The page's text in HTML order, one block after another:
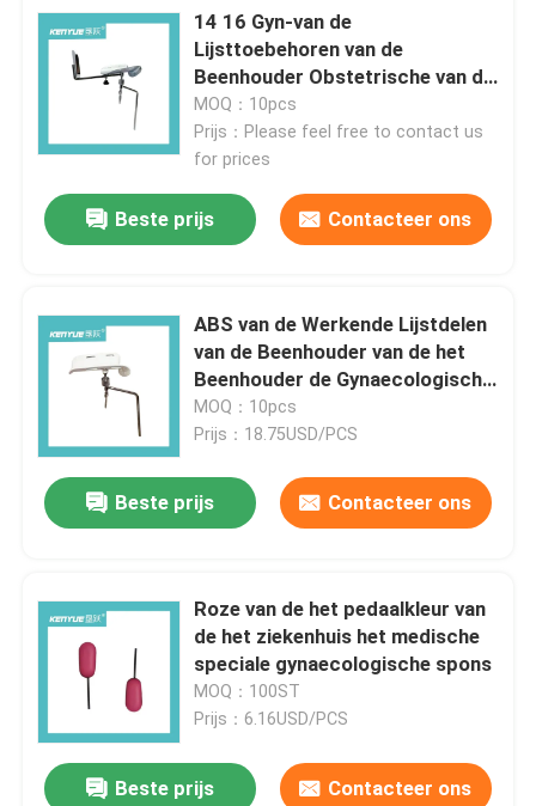
Nieuws
De Toebehoren van het het ziekenhuisbed
algemeen medisch onderzoeklaag
Medisch apparaatverbruiksgoederen
Elektrisch Verzorgingsbed
Handleiding ziekenhuisbed
Het Karretje van de noodsituatiebrancard
14 16 Gyn-van de
Lijsttoebehoren van de
Beenhouder Obstetrische van de
de Gynaecologiechirurgie de
Lijstdelen
MOQ：10pcs
Prijs：Please feel free to contact us
for prices
Beste prijs Contacteer ons
ABS van de Werkende Lijstdelen
van de Beenhouder van de het
Beenhouder de Gynaecologische
Obstetrische Delen
MOQ：10pcs
Prijs：18.75USD/PCS
Beste prijs Contacteer ons
Roze van de het pedaalkleur van
de het ziekenhuis het medische
speciale gynaecologische spons
MOQ：100ST
Prijs：6.16USD/PCS
Beste prijs Contacteer ons